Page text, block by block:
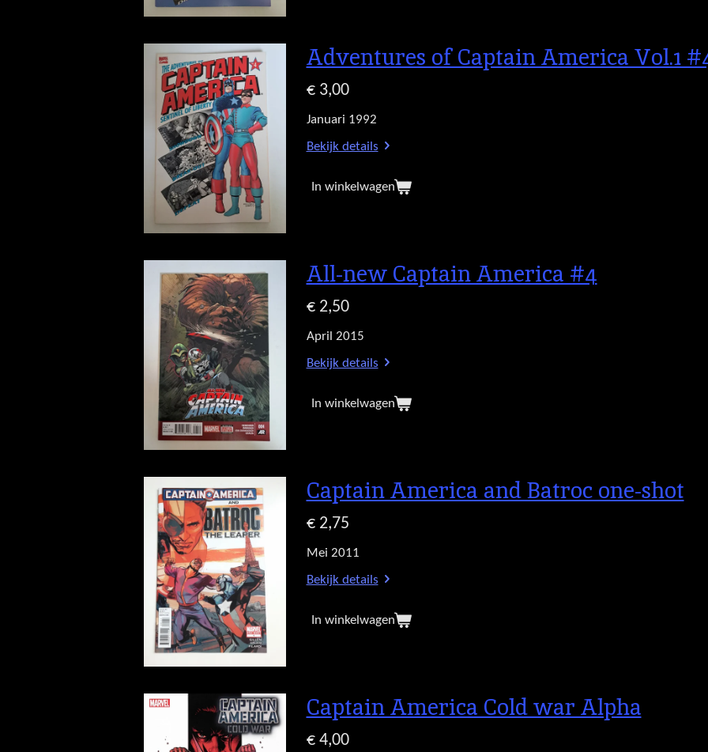
Adventures of Captain America Vol.1
€ 3,00
Januari 1992
Bekijk details
In winkelwagen
All-new Captain America #4
€ 2,50
April 2015
Bekijk details
In winkelwagen
Captain America and Batroc one-shot
€ 2,75
Mei 2011
Bekijk details
In winkelwagen
Captain America Cold war Alpha
€ 4,00